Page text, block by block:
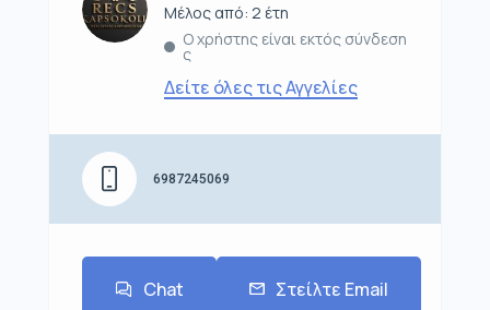
Μέλος από: 2 έτη
Ο χρήστης είναι εκτός σύνδεση
ς
Δείτε όλες τις Αγγελίες
6987245069
Chat Στείλτε Email